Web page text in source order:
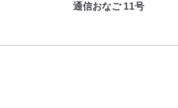
通信おなご 11号